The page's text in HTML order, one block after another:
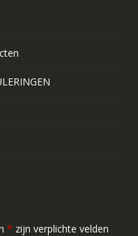
* zijn verplichte velden